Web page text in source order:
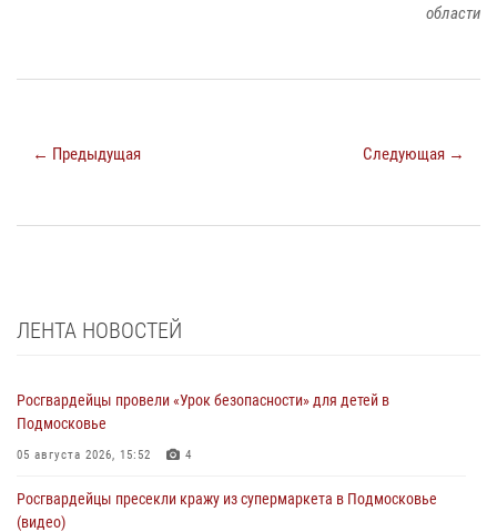
области
← Предыдущая Следующая →
ЛЕНТА НОВОСТЕЙ
Росгвардейцы провели «Урок безопасности» для детей в
Подмосковье
05 августа 2026, 15:52 4
Росгвардейцы пресекли кражу из супермаркета в Подмосковье
(видео)